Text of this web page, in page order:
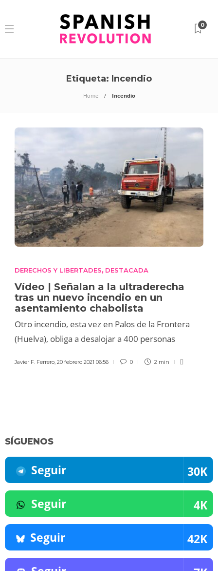
0
Etiqueta: Incendio
Home Incendio
DERECHOS Y LIBERTADES, DESTACADA
Vídeo | Señalan a la ultraderecha
tras un nuevo incendio en un
asentamiento chabolista
Otro incendio, esta vez en Palos de la Frontera
(Huelva), obliga a desalojar a 400 personas
Javier F. Ferrero, 20 febrero 2021 06:56 0 2 min
SÍGUENOS
Seguir 30K
Seguir 4K
Seguir 42K